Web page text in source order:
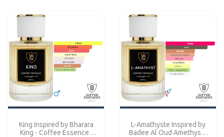
King Inspired by Bharara
King - Coffee Essences
L-Amathyste Inspired by
Badee Al Oud Amethyst -